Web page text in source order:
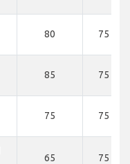
80 75 KM
85 75 KM
75 75 KM
65 75 KM